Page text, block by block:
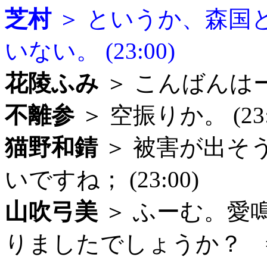
芝村＞ というか、森国
いない。 (23:00)
花陵ふみ ＞ こんばんは
不離参＞ 空振りか。
猫野和錆＞ 被害が出そ
いですね； (23:00)
山吹弓美 ＞ ふーむ。愛
りましたでしょうか？